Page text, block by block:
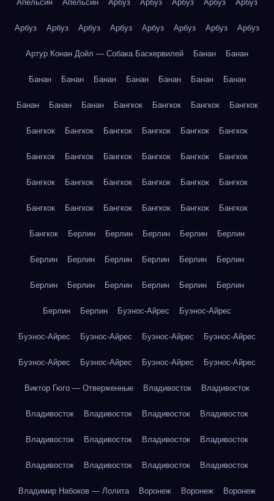
Апельсин Апельсин Арбуз Арбуз Арбуз Арбуз Арбуз
Арбуз Арбуз Арбуз Арбуз Арбуз Арбуз Арбуз Арбуз
Артур Конан Дойл — Собака Баскервилей Банан Банан
Банан Банан Банан Банан Банан Банан Банан
Банан Банан Банан Бангкок Бангкок Бангкок Бангкок
Бангкок Бангкок Бангкок Бангкок Бангкок Бангкок
Бангкок Бангкок Бангкок Бангкок Бангкок Бангкок
Бангкок Бангкок Бангкок Бангкок Бангкок Бангкок
Бангкок Бангкок Бангкок Бангкок Бангкок Бангкок
Бангкок Берлин Берлин Берлин Берлин Берлин
Берлин Берлин Берлин Берлин Берлин Берлин
Берлин Берлин Берлин Берлин Берлин Берлин
Берлин Берлин Буэнос-Айрес Буэнос-Айрес
Буэнос-Айрес Буэнос-Айрес Буэнос-Айрес Буэнос-Айрес
Буэнос-Айрес Буэнос-Айрес Буэнос-Айрес Буэнос-Айрес
Виктор Гюго — Отверженные Владивосток Владивосток
Владивосток Владивосток Владивосток Владивосток
Владивосток Владивосток Владивосток Владивосток
Владивосток Владивосток Владивосток Владивосток
Владимир Набоков — Лолита Воронеж Воронеж Воронеж